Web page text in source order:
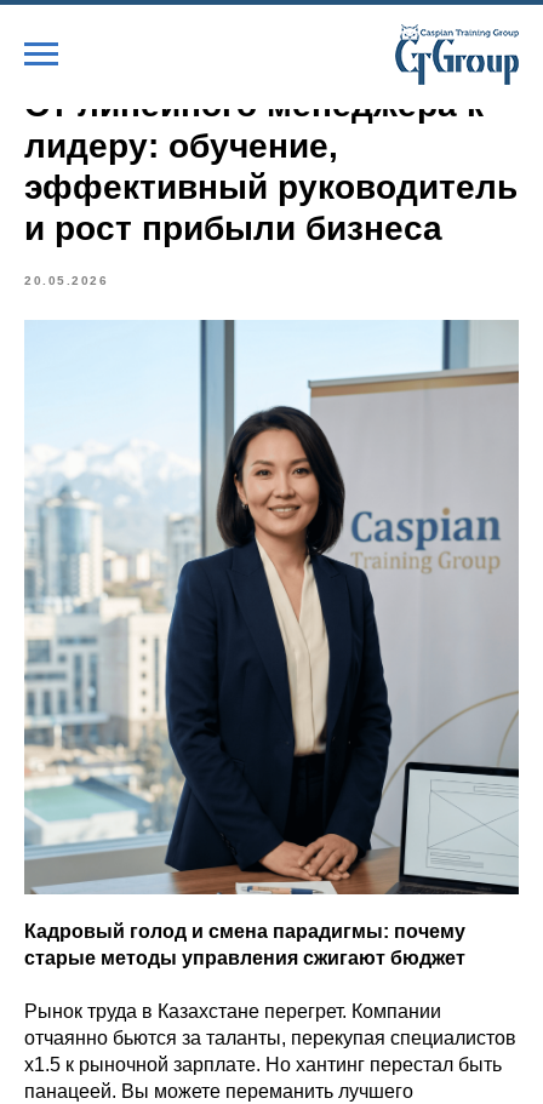
От линейного менеджера к
лидеру: обучение,
эффективный руководитель
и рост прибыли бизнеса
20.05.2026
Кадровый голод и смена парадигмы: почему
старые методы управления сжигают бюджет
Рынок труда в Казахстане перегрет. Компании
отчаянно бьются за таланты, перекупая специалистов
x1.5 к рыночной зарплате. Но хантинг перестал быть
панацеей. Вы можете переманить лучшего